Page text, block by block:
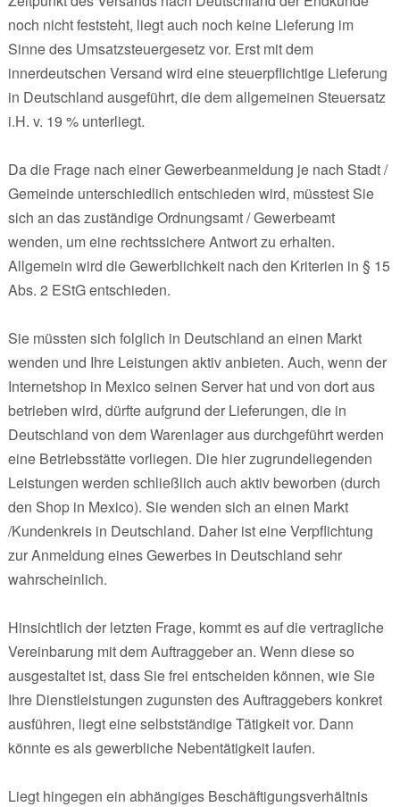
noch nicht feststeht, liegt auch noch keine Lieferung im
Sinne des Umsatzsteuergesetz vor. Erst mit dem
innerdeutschen Versand wird eine steuerpflichtige Lieferung
in Deutschland ausgeführt, die dem allgemeinen Steuersatz
i.H. v. 19 % unterliegt.
Da die Frage nach einer Gewerbeanmeldung je nach Stadt /
Gemeinde unterschiedlich entschieden wird, müsstest Sie
sich an das zuständige Ordnungsamt / Gewerbeamt
wenden, um eine rechtssichere Antwort zu erhalten.
Allgemein wird die Gewerblichkeit nach den Kriterien in § 15
Abs. 2 EStG entschieden.
Sie müssten sich folglich in Deutschland an einen Markt
wenden und Ihre Leistungen aktiv anbieten. Auch, wenn der
Internetshop in Mexico seinen Server hat und von dort aus
betrieben wird, dürfte aufgrund der Lieferungen, die in
Deutschland von dem Warenlager aus durchgeführt werden
eine Betriebsstätte vorliegen. Die hier zugrundeliegenden
Leistungen werden schließlich auch aktiv beworben (durch
den Shop in Mexico). Sie wenden sich an einen Markt
/Kundenkreis in Deutschland. Daher ist eine Verpflichtung
zur Anmeldung eines Gewerbes in Deutschland sehr
wahrscheinlich.
Hinsichtlich der letzten Frage, kommt es auf die vertragliche
Vereinbarung mit dem Auftraggeber an. Wenn diese so
ausgestaltet ist, dass Sie frei entscheiden können, wie Sie
Ihre Dienstleistungen zugunsten des Auftraggebers konkret
ausführen, liegt eine selbstständige Tätigkeit vor. Dann
könnte es als gewerbliche Nebentätigkeit laufen.
Liegt hingegen ein abhängiges Beschäftigungsverhältnis